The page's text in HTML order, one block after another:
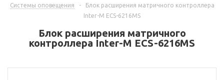
Системы оповещения -
Блок расширения матричного контроллера
Inter-M ECS-6216MS
Блок расширения матричного
контроллера Inter-M ECS-6216MS